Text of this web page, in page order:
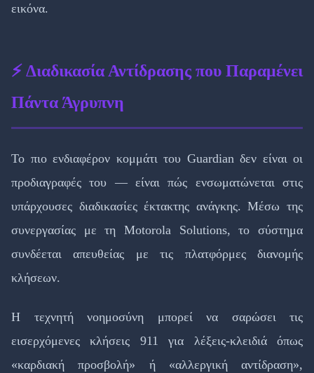
εικόνα.
⚡ Διαδικασία Αντίδρασης που Παραμένει
Πάντα Άγρυπνη
Το πιο ενδιαφέρον κομμάτι του Guardian δεν είναι οι
προδιαγραφές του — είναι πώς ενσωματώνεται στις
υπάρχουσες διαδικασίες έκτακτης ανάγκης. Μέσω της
συνεργασίας με τη Motorola Solutions, το σύστημα
συνδέεται απευθείας με τις πλατφόρμες διανομής
κλήσεων.
Η τεχνητή νοημοσύνη μπορεί να σαρώσει τις
εισερχόμενες κλήσεις 911 για λέξεις-κλειδιά όπως
«καρδιακή προσβολή» ή «αλλεργική αντίδραση»,